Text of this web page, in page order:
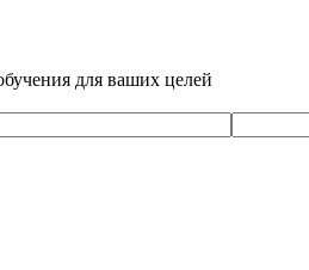
для ваших целей